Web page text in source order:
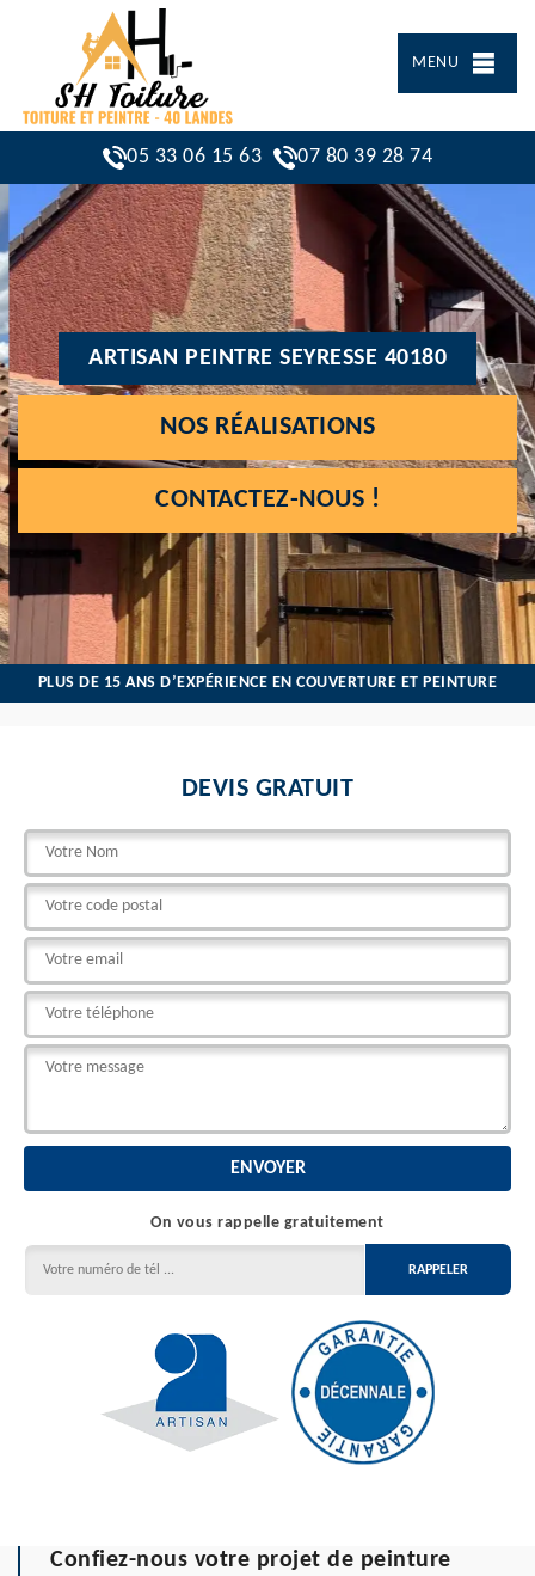
MENU
05 33 06 15 63 07 80 39 28 74
ARTISAN PEINTRE SEYRESSE 40180
NOS RÉALISATIONS
CONTACTEZ-NOUS !
PLUS DE 15 ANS D’EXPÉRIENCE EN COUVERTURE ET PEINTURE
DEVIS GRATUIT
On vous rappelle gratuitement
Confiez-nous votre projet de peinture